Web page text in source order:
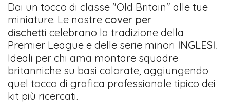
Dai un tocco di classe "Old Britain" alle tue
miniature. Le nostre cover per
dischetti celebrano la tradizione della
Premier League e delle serie minori INGLESI.
Ideali per chi ama montare squadre
britanniche su basi colorate, aggiungendo
quel tocco di grafica professionale tipico dei
kit più ricercati.